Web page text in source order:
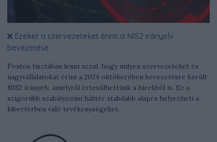
Ezeket a szervezeteket érinti a NIS2 irányelv
bevezetése
Fontos tisztában lenni azzal, hogy milyen szervezeteket és
nagyvállalatokat érint a 2024 októberében bevezetésre került
NIS2 irányelv, amelyről értesülhettünk a hírekből is. Ez a
szigorúbb szabályozási háttér stabilabb alapra helyezheti a
kibertérben való tevékenységeket.